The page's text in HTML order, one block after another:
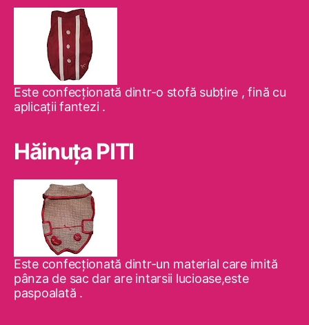
Este confecţionată dintr-o stofă subţire , fină cu
aplicaţii fantezi .
Hăinuţa PITI
Este confecţionată dintr-un material care imită
pânza de sac dar are intarsii lucioase,este
paspoalată .